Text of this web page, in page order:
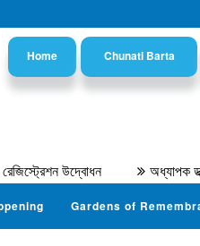
Home Chunati Barta
অধ্যাপক ডক্টর আবু
Gardens of